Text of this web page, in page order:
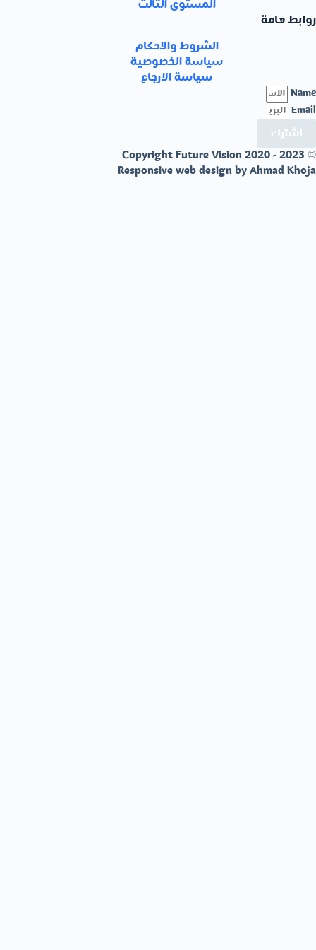
المستوى الثالث
روابط هامة
الشروط والاحكام
سياسة الخصوصية
سياسة الارجاع
Name
Email
اشترك
© Copyright Future Vision 2020 - 2023
Responsive web design by Ahmad Khoja